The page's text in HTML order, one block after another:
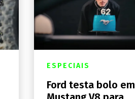
ESPECIAIS
Ford testa bolo em